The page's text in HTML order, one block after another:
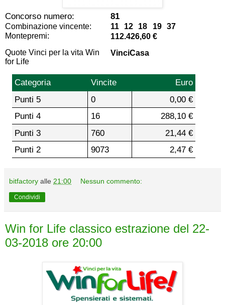
Concorso numero: 81
Combinazione vincente:
11 12 18 19 37
Montepremi:
112.426,60 €
Quote Vinci per la vita Win
for Life
VinciCasa
Categoria Vincite
Euro
Punti 5
0
0,00 €
Punti 4
16
288,10 €
Punti 3
760
21,44 €
Punti 2
9073 2,47 €
bitfactory alle 21:00 Nessun commento:
Condividi
Win for Life classico estrazione del 22-
03-2018 ore 20:00